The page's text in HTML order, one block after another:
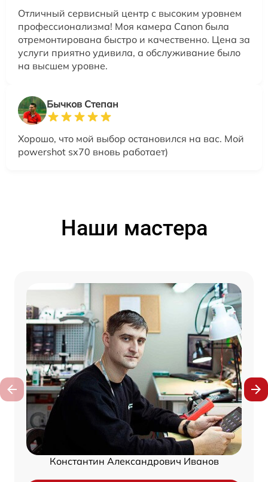
Отличный сервисный центр с высоким уровнем
профессионализма! Моя камера Canon была
отремонтирована быстро и качественно. Цена за
услуги приятно удивила, а обслуживание было
на высшем уровне.
Бычков Степан
Хорошо, что мой выбор остановился на вас. Мой
powershot sx70 вновь работает)
Наши мастера
Константин Александрович Иванов